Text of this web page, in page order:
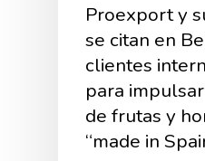
Proexport y
se citan en
clientes
para
de frutas y
“made in